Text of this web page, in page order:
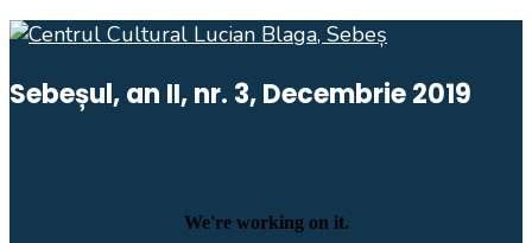
Sebeșul, an II, nr. 3, Decembrie 2019